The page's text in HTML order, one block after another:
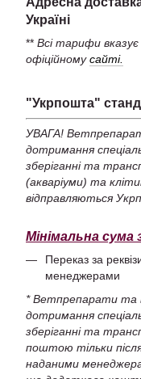
Україні
** Всі тарифи вказує
офіційномусайті.
"Укрпошта"
УВАГА!
дотримання
зберіганні та
(акваріуми) та
відправляються
Мінімальна сума
Переказ за
менеджерами
* Ветпрепарати та
дотримання
зберіганні та
поштою тільки
наданими